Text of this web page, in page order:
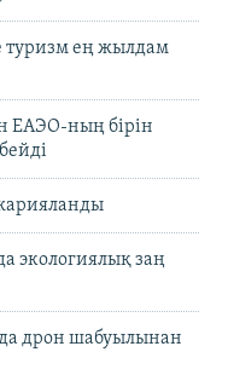
туризм ең жылдам
ЕАЭО-ның бірін
жарияланды
экологиялық заң
дрон шабуылынан